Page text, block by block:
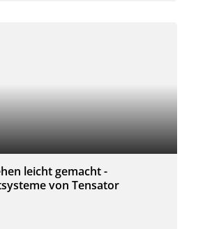
leicht gemacht -
von Tensator